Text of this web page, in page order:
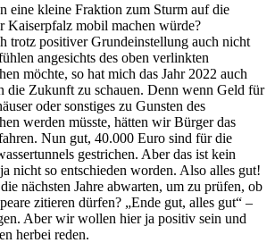
eine kleine Fraktion zum Sturm auf die
Kaiserpfalz mobil machen würde?
trotz positiver Grundeinstellung auch nicht
angesichts des oben verlinkten
möchte, so hat mich das Jahr 2022 auch
die Zukunft zu schauen. Denn wenn Geld für
oder sonstiges zu Gunsten des
werden müsste, hätten wir Bürger das
Nun gut, 40.000 Euro sind für die
gestrichen. Aber das ist kein
nicht so entschieden worden. Also alles gut!
nächsten Jahre abwarten, um zu prüfen, ob
zitieren dürfen? „Ende gut, alles gut“ –
Aber wir wollen hier ja positiv sein und
herbei reden.